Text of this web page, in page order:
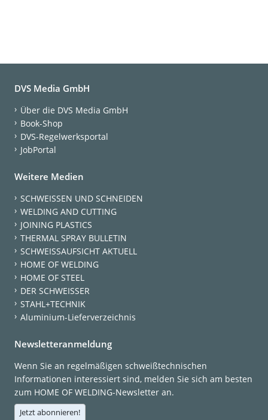
DVS Media GmbH
Über die DVS Media GmbH
Book-Shop
DVS-Regelwerksportal
JobPortal
Weitere Medien
SCHWEISSEN UND SCHNEIDEN
WELDING AND CUTTING
JOINING PLASTICS
THERMAL SPRAY BULLETIN
SCHWEISSAUFSICHT AKTUELL
HOME OF WELDING
HOME OF STEEL
DER SCHWEISSER
STAHL+TECHNIK
Aluminium-Lieferverzeichnis
Newsletteranmeldung
Wenn Sie an regelmäßigen schweißtechnischen
Informationen interessiert sind, melden Sie sich am besten
zum HOME OF WELDING-Newsletter an.
Jetzt abonnieren!